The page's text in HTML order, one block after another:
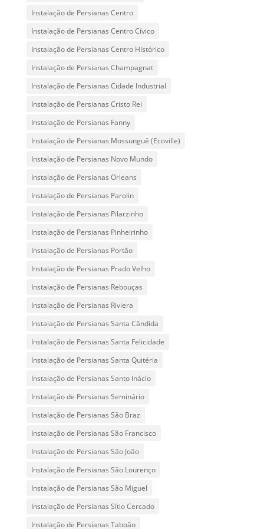
Instalação de Persianas Centro
Instalação de Persianas Centro Cívico
Instalação de Persianas Centro Histórico
Instalação de Persianas Champagnat
Instalação de Persianas Cidade Industrial
Instalação de Persianas Cristo Rei
Instalação de Persianas Fanny
Instalação de Persianas Mossunguê (Ecoville)
Instalação de Persianas Novo Mundo
Instalação de Persianas Orleans
Instalação de Persianas Parolin
Instalação de Persianas Pilarzinho
Instalação de Persianas Pinheirinho
Instalação de Persianas Portão
Instalação de Persianas Prado Velho
Instalação de Persianas Rebouças
Instalação de Persianas Riviera
Instalação de Persianas Santa Cândida
Instalação de Persianas Santa Felicidade
Instalação de Persianas Santa Quitéria
Instalação de Persianas Santo Inácio
Instalação de Persianas Seminário
Instalação de Persianas São Braz
Instalação de Persianas São Francisco
Instalação de Persianas São João
Instalação de Persianas São Lourenço
Instalação de Persianas São Miguel
Instalação de Persianas Sítio Cercado
Instalação de Persianas Taboão